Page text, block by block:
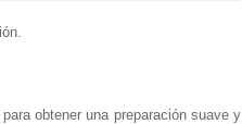
obtener una preparación suave y